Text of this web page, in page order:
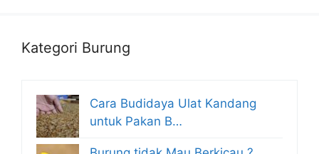
Kategori Burung
Cara Budidaya Ulat Kandang
untuk Pakan B…